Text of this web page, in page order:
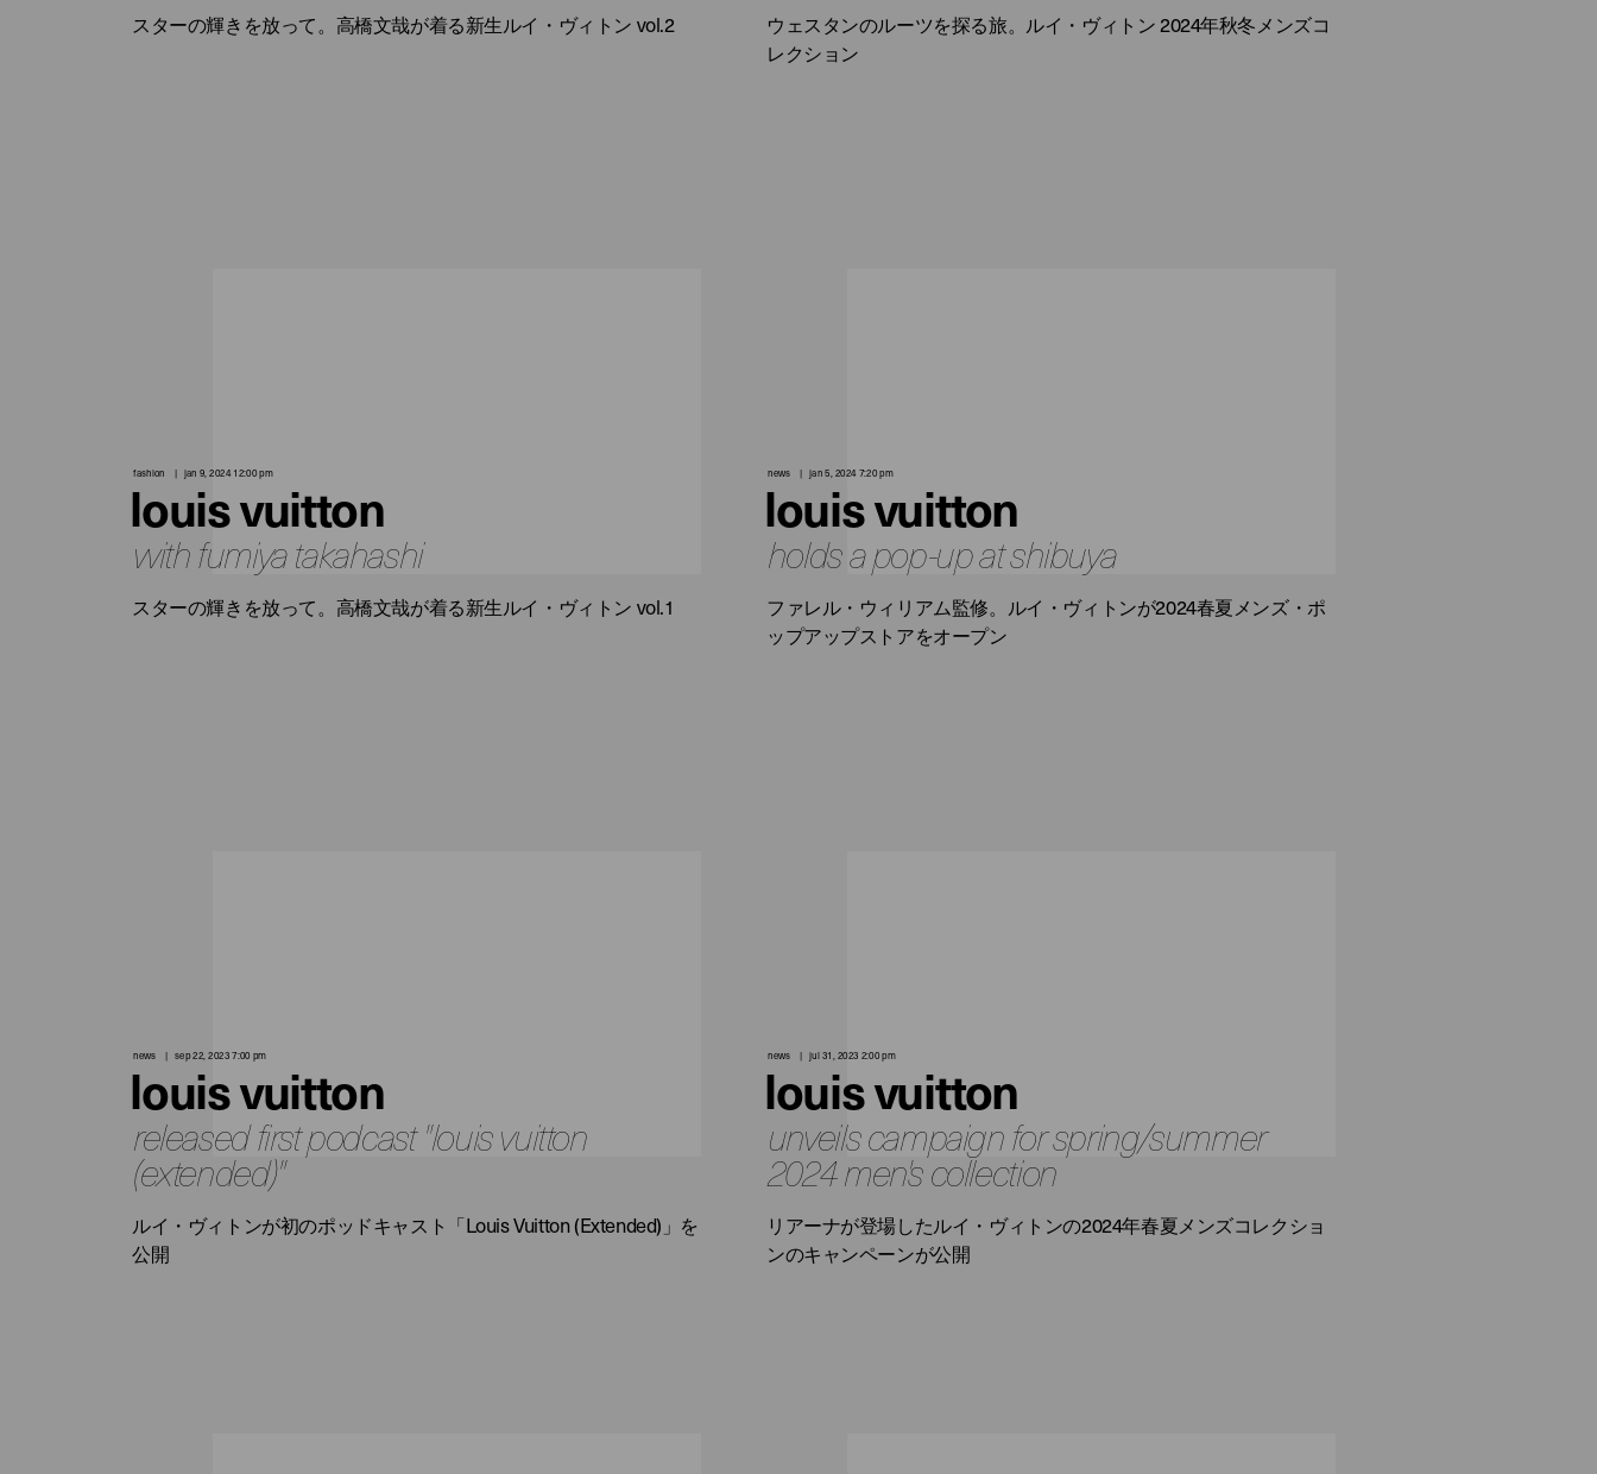
スターの輝きを放って。高橋文哉が着る新生ルイ・ヴィトン vol.2
ウェスタンのルーツを探る旅。ルイ・ヴィトン 2024年秋冬メンズコ
レクション
fashion jan 9, 2024 12:00 pm
louis vuitton
with fumiya takahashi
スターの輝きを放って。高橋文哉が着る新生ルイ・ヴィトン vol.1
news jan 5, 2024 7:20 pm
louis vuitton
holds a pop-up at shibuya
ファレル・ウィリアム監修。ルイ・ヴィトンが2024春夏メンズ・ポ
ップアップストアをオープン
news sep 22, 2023 7:00 pm
louis vuitton
released first podcast "louis vuitton
(extended)"
ルイ・ヴィトンが初のポッドキャスト「Louis Vuitton (Extended)」を
公開
news jul 31, 2023 2:00 pm
louis vuitton
unveils campaign for spring/summer
2024 men's collection
リアーナが登場したルイ・ヴィトンの2024年春夏メンズコレクショ
ンのキャンペーンが公開